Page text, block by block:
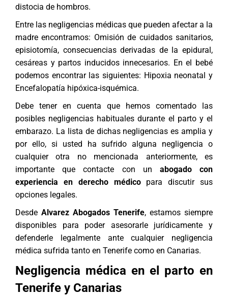
distocia de hombros.
Entre las negligencias médicas que pueden afectar a la
madre encontramos: Omisión de cuidados sanitarios,
episiotomía, consecuencias derivadas de la epidural,
cesáreas y partos inducidos innecesarios. En el bebé
podemos encontrar las siguientes: Hipoxia neonatal y
Encefalopatía hipóxica-isquémica.
Debe tener en cuenta que hemos comentado las
posibles negligencias habituales durante el parto y el
embarazo. La lista de dichas negligencias es amplia y
por ello, si usted ha sufrido alguna negligencia o
cualquier otra no mencionada anteriormente, es
importante que contacte con un abogado con
experiencia en derecho médicopara discutir sus
opciones legales.
Desde Alvarez Abogados Tenerife, estamos siempre
disponibles para poder asesorarle jurídicamente y
defenderle legalmente ante cualquier negligencia
médica sufrida tanto en Tenerife como en Canarias.
Negligencia médica en el parto en
Tenerife y Canarias